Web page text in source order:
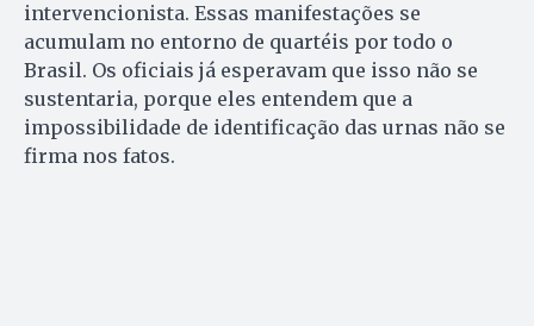
intervencionista. Essas manifestações se
acumulam no entorno de quartéis por todo o
Brasil. Os oficiais já esperavam que isso não se
sustentaria, porque eles entendem que a
impossibilidade de identificação das urnas não se
firma nos fatos.